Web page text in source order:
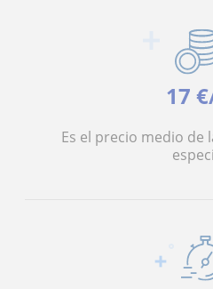
17
Es el precio medio de